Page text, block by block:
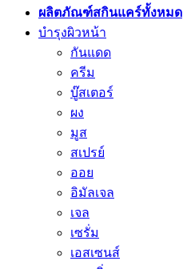
ผลิตภัณฑ์สกินแคร์ทั้งหมด
บำรุงผิวหน้า
กันแดด
ครีม
บู๊สเตอร์
ผง
มูส
สเปรย์
ออย
อิมัลเจล
เจล
เซรั่ม
เอสเซนส์